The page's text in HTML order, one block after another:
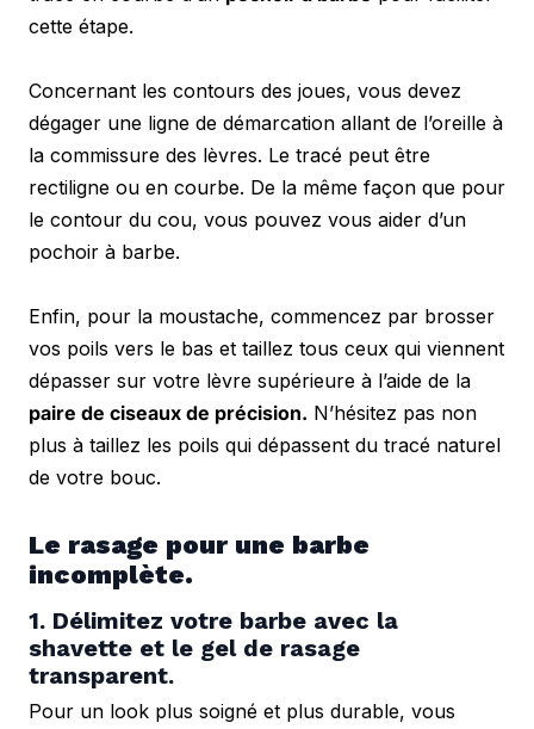
cette étape.
Concernant les contours des joues, vous devez
dégager une ligne de démarcation allant de l’oreille à
la commissure des lèvres. Le tracé peut être
rectiligne ou en courbe. De la même façon que pour
le contour du cou, vous pouvez vous aider d’un
pochoir à barbe.
Enfin, pour la moustache, commencez par brosser
vos poils vers le bas et taillez tous ceux qui viennent
paire de ciseaux de précision. N’hésitez pas non
plus à taillez les poils qui dépassent du tracé naturel
de votre bouc.
Le rasage pour une barbe
incomplète.
1. Délimitez votre barbe avec la
shavette et le gel de rasage
transparent.
Pour un look plus soigné et plus durable, vous